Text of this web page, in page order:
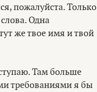
пожалуйста. Только
Одна
же твое имя и твой
Там больше
требованиями я бы